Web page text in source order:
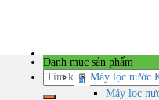
Tìm
Danh mục sản phẩm
Máy lọc nước
Máy lọc